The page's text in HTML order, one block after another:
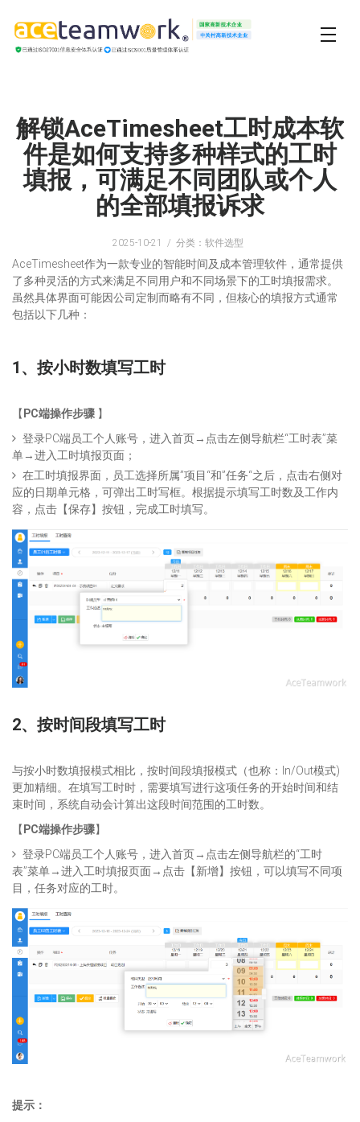
解锁AceTimesheet工时成本软
件是如何支持多种样式的工时
填报，可满足不同团队或个人
的全部填报诉求
2025-10-21 分类：软件选型
AceTimesheet作为一款专业的智能时间及成本管理软件，通常提供
了多种灵活的方式来满足不同用户和不同场景下的工时填报需求。
虽然具体界面可能因公司定制而略有不同，但核心的填报方式通常
包括以下几种：
1、按小时数填写工时
【 PC端操作步骤 】
登录PC端员工个人账号，进入首页→点击左侧导航栏“工时表”菜
单→进入工时填报页面；
在工时填报界面，员工选择所属”项目“和”任务“之后，点击右侧对
应的日期单元格，可弹出工时写框。根据提示填写工时数及工作内
容，点击【保存】按钮，完成工时填写。
2、按时间段填写工时
与按小时数填报模式相比，按时间段填报模式（也称：In/Out模式)
更加精细。在填写工时时，需要填写进行这项任务的开始时间和结
束时间，系统自动会计算出这段时间范围的工时数。
【 PC端操作步骤】
登录PC端员工个人账号，进入首页→点击左侧导航栏的“工时
表”菜单→进入工时填报页面→点击【新增】按钮，可以填写不同项
目，任务对应的工时。
提示：